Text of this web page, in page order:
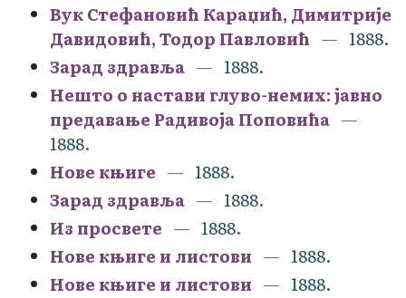
Вук Стефановић Караџић, Димитрије
Давидовић, Тодор Павловић
1888.
Зарад здравља
1888.
Нешто о настави глуво-немих: јавно
предавање Радивоја Поповића
1888.
Нове књиге
1888.
Зарад здравља
1888.
Из просвете
1888.
Нове књиге и листови
1888.
Нове књиге и листови
1888.